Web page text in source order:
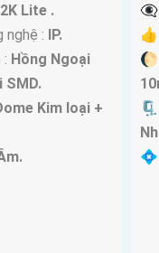
2K Lite .
nghệ : IP.
Hồng Ngoại
SMD.
Kim loại +
👍
🌔
🗜️
️💠